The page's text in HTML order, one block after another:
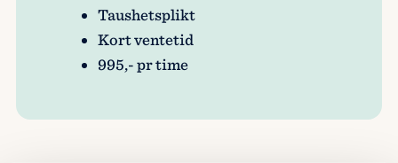
Taushetsplikt
Kort ventetid
995,- pr time